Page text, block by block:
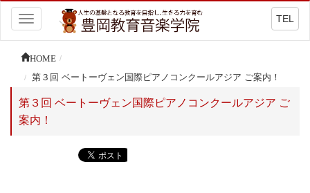
Toggle
navigation
TEL
HOME
第３回 ベートーヴェン国際ピアノコンクールアジア ご案内！
第３回 ベートーヴェン国際ピアノコンクールアジア ご
案内！